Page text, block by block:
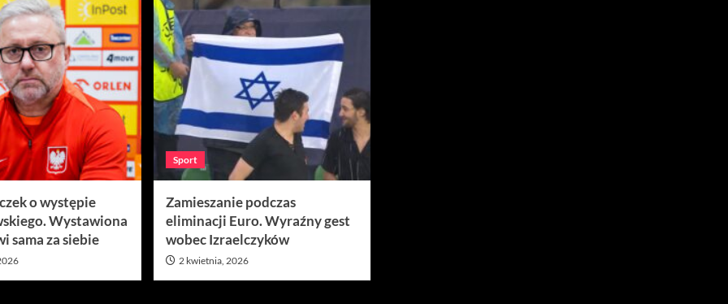
o występie
Wystawiona
sama za siebie
Sport
Zamieszanie podczas
eliminacji Euro. Wyraźny gest
wobec Izraelczyków
2 kwietnia, 2026